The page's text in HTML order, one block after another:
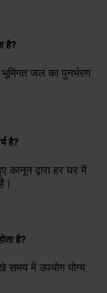
है?
जल का पुनर्भरण
है?
द्वारा हर घर में
है?
समय में उपयोग योग्य